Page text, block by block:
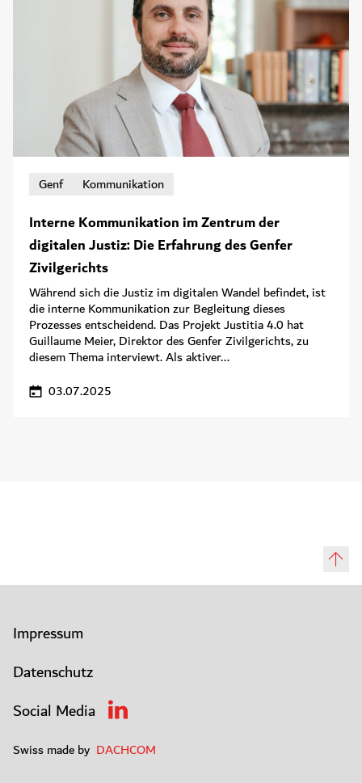
Genf Kommunikation
Interne Kommunikation im Zentrum der
digitalen Justiz: Die Erfahrung des Genfer
Zivilgerichts
Während sich die Justiz im digitalen Wandel befindet, ist
die interne Kommunikation zur Begleitung dieses
Prozesses entscheidend. Das Projekt Justitia 4.0 hat
Guillaume Meier, Direktor des Genfer Zivilgerichts, zu
diesem Thema interviewt. Als aktiver...
03.07.2025
Impressum
Datenschutz
Social Media
Swiss made by DACHCOM